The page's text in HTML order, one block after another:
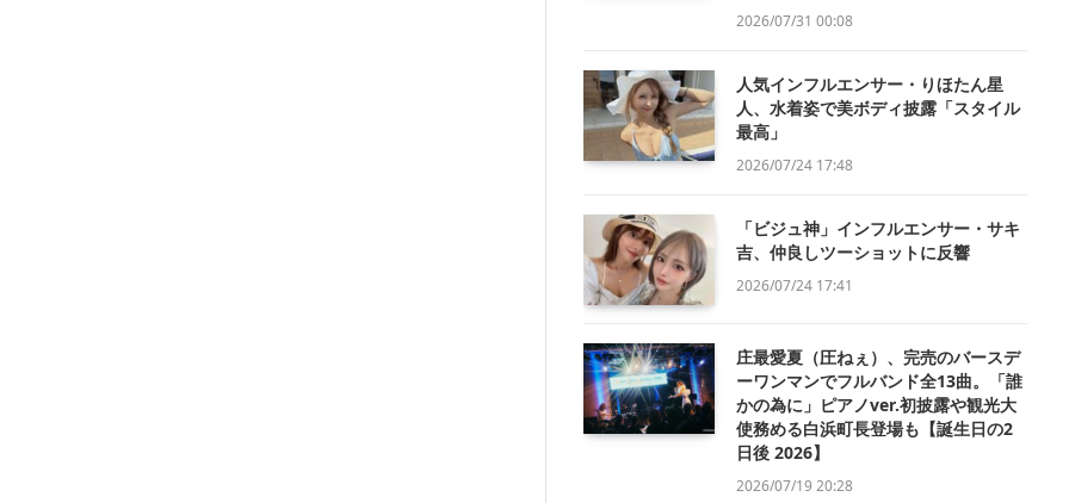
2026/07/31 00:08
人気インフルエンサー・りほたん星
人、水着姿で美ボディ披露「スタイル
最高」
2026/07/24 17:48
「ビジュ神」インフルエンサー・サキ
吉、仲良しツーショットに反響
2026/07/24 17:41
庄最愛夏（圧ねぇ）、完売のバースデ
ーワンマンでフルバンド全13曲。「誰
かの為に」ピアノver.初披露や観光大
使務める白浜町長登場も【誕生日の2
日後 2026】
2026/07/19 20:28